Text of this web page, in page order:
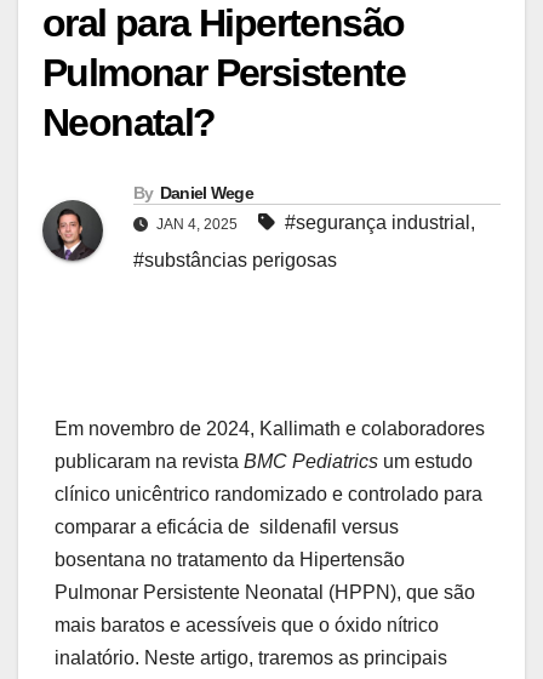
oral para Hipertensão
Pulmonar Persistente
Neonatal?
By Daniel Wege
JAN 4, 2025 #segurança industrial ,
#substâncias perigosas
Em novembro de 2024, Kallimath e colaboradores
publicaram na revista BMC Pediatrics um estudo
clínico unicêntrico randomizado e controlado para
comparar a eficácia de sildenafil versus
bosentana no tratamento da Hipertensão
Pulmonar Persistente Neonatal (HPPN), que são
mais baratos e acessíveis que o óxido nítrico
inalatório. Neste artigo, traremos as principais